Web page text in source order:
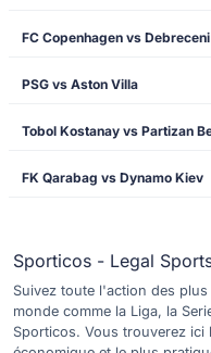
FC Copenhagen vs
PSG vs Aston Villa
Tobol Kostanay vs Partizan
FK Qarabag vs Dynamo Kiev
Sporticos - Legal
Suivez toute l'action des
monde comme la Liga, la
Sporticos. Vous trouverez ici